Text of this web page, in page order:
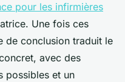
pour les infirmières
Une fois ces
de conclusion traduit le
avec des
possibles et un